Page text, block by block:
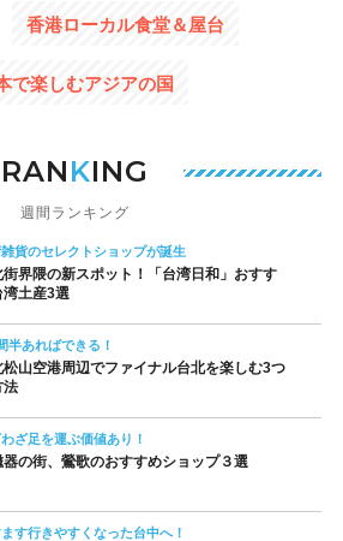
香港ローカル食堂＆屋台
で楽しむアジアの国
RANKING
週間ランキング
貨のセレクトショップが誕生
街界隈の新スポット！「台湾日和」おすす
湾土産3選
半あればできる！
松山空港周辺でファイナル台北を楽しむ3つ
法
ざ足を運ぶ価値あり！
器の街、鶯歌のおすすめショップ３選
ます行きやすくなった台中へ！